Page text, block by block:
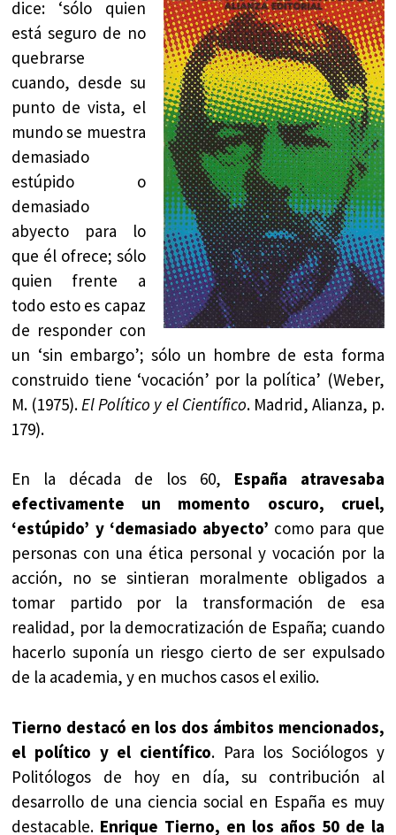
dice: ‘sólo quien
está seguro de no
quebrarse
cuando, desde su
punto de vista, el
mundo se muestra
demasiado
estúpido o
demasiado
abyecto para lo
que él ofrece; sólo
quien frente a
todo esto es capaz
de responder con
un ‘sin embargo’; sólo un hombre de esta forma
construido tiene ‘vocación’ por la política’ (Weber,
M. (1975). El Político y el Científico. Madrid, Alianza, p.
179).
En la década de los 60, España atravesaba
efectivamente un momento oscuro, cruel,
‘estúpido’ y ‘demasiado abyecto’ como para que
personas con una ética personal y vocación por la
acción, no se sintieran moralmente obligados a
tomar partido por la transformación de esa
realidad, por la democratización de España; cuando
hacerlo suponía un riesgo cierto de ser expulsado
de la academia, y en muchos casos el exilio.
Tierno destacó en los dos ámbitos mencionados,
el político y el científico. Para los Sociólogos y
Politólogos de hoy en día, su contribución al
desarrollo de una ciencia social en España es muy
destacable. Enrique Tierno, en los años 50 de la